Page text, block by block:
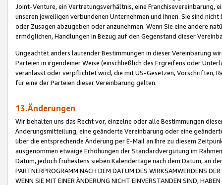
Joint-Venture, ein Vertretungsverhältnis, eine Franchisevereinbarung,
unseren jeweiligen verbundenen Unternehmen und Ihnen. Sie sind
oder Zusagen abzugeben oder anzunehmen. Wenn Sie eine andere
ermöglichen, Handlungen in Bezug auf den Gegenstand dieser
Ungeachtet anders lautender Bestimmungen in dieser Vereinbarung
Parteien in irgendeiner Weise (einschließlich des Ergreifens oder
veranlasst oder verpflichtet wird, die mit US-Gesetzen, Vorschriften,
für eine der Parteien dieser Vereinbarung gelten.
13.Änderungen
Wir behalten uns das Recht vor, einzelne oder alle Bestimmungen
Änderungsmitteilung, eine geänderte Vereinbarung oder eine
über die entsprechende Änderung per E-Mail an Ihre zu diesem
ausgenommen etwaige Erhöhungen der Standardvergütung im
Datum, jedoch frühestens sieben Kalendertage nach dem Datum, an
PARTNERPROGRAMM NACH DEM DATUM DES WIRKSAMWERDENS
WENN SIE MIT EINER ÄNDERUNG NICHT EINVERSTANDEN SIND,